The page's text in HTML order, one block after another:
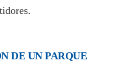
DE UN PARQUE